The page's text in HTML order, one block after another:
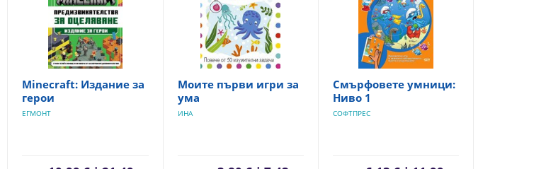
Minecraft: Издание за
герои
ЕГМОНТ
Моите първи игри за
ума
ИНА
Смърфовете умници:
Ниво 1
СОФТПРЕС